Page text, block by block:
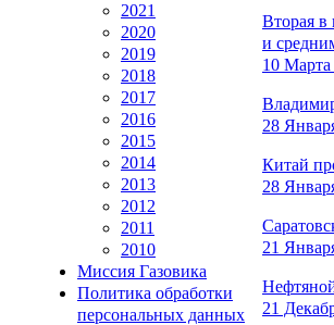
2021
2020
2019
2018
2017
2016
2015
2014
2013
2012
2011
2010
Миссия Газовика
Политика обработки
персональных данных
Вторая в
и
10 Марта
28
Китай
28
21
21